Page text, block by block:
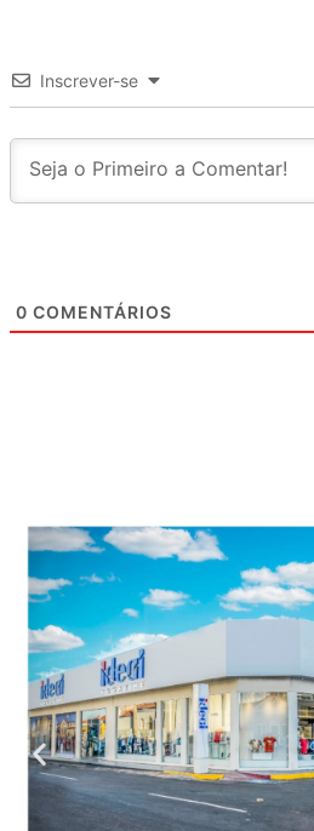
Inscrever-se
0 COMENTÁRIOS